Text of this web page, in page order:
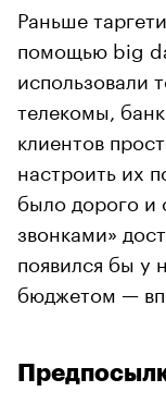
Раньше
помощью big
использовали
телекомы,
клиентов
настроить их
было дорого и
звонками»
появился бы
бюджетом —